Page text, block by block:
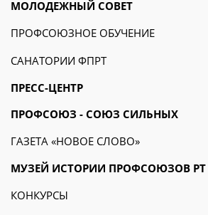
МОЛОДЕЖНЫЙ СОВЕТ
ПРОФСОЮЗНОЕ ОБУЧЕНИЕ
САНАТОРИИ ФПРТ
ПРЕСС-ЦЕНТР
ПРОФСОЮЗ - СОЮЗ СИЛЬНЫХ
ГАЗЕТА «НОВОЕ СЛОВО»
МУЗЕЙ ИСТОРИИ ПРОФСОЮЗОВ РТ
КОНКУРСЫ